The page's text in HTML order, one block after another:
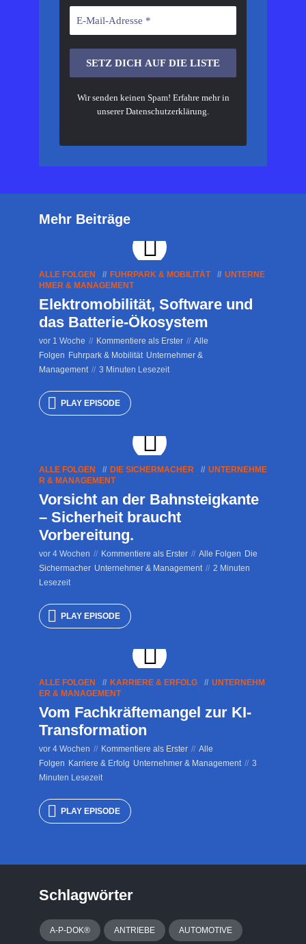
Wir senden keinen Spam! Erfahre mehr in
unsererDatenschutzerklärung.
Mehr Beiträge
ALLE FOLGEN FUHRPARK & MOBILITÄT
UNTERNE
HMER & MANAGEMENT
Elektromobilität, Software und
das Batterie-Ökosystem
vor 1 Woche Kommentiere als Erster
Alle
Folgen Fuhrpark & Mobilität Unternehmer &
Management
3 Minuten Lesezeit
PLAY EPISODE
ALLE FOLGEN DIE SICHERMACHER
UNTERNEHME
R & MANAGEMENT
Vorsicht an der Bahnsteigkante
– Sicherheit braucht
Vorbereitung.
vor 4 Wochen Kommentiere als Erster Alle Folgen Die
Sichermacher Unternehmer & Management
2 Minuten
Lesezeit
PLAY EPISODE
ALLE FOLGEN KARRIERE & ERFOLG
UNTERNEHM
ER & MANAGEMENT
Vom Fachkräftemangel zur KI-
Transformation
vor 4 Wochen Kommentiere als Erster
Alle
Folgen Karriere & Erfolg Unternehmer & Management
3
Minuten Lesezeit
PLAY EPISODE
Schlagwörter
A-P-DOK® ANTRIEBE AUTOMOTIVE